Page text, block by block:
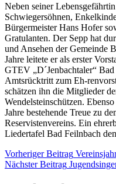
Neben seiner
Schwiegersöhnen,
Bürgermeister Hans Hofer
Gratulanten. Der Sepp hat
und Ansehen der Gemeinde
Jahre leitete er als erster
GTEV „D´Jenbachtaler“
Amtsrücktritt zum Eh-
schätzen ihn die Mitglieder
Wendelsteinschützen.
Jahre bestehende Treue zu
Reservistenvereins. Ein
Liedertafel Bad Feilnbach
Vorheriger Beitrag
Nächster Beitrag